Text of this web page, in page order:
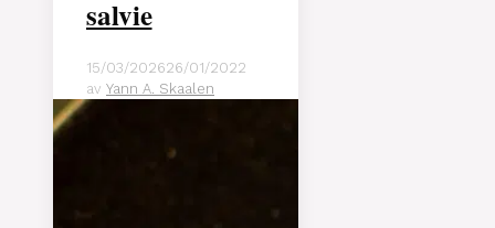
salvie
15/03/202626/01/2022
av Yann A. Skaalen